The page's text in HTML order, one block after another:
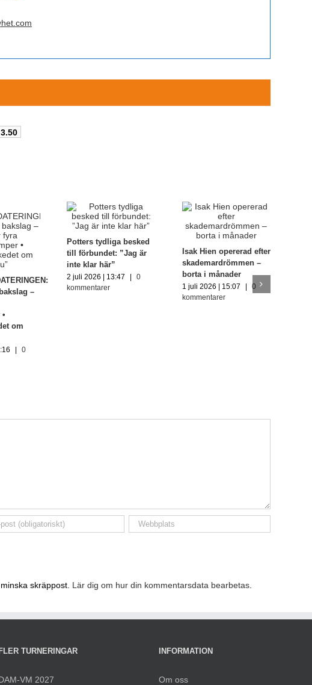
3.50
–
om
0
Potters tydliga besked
till förbundet: ”Jag är
inte klar här”
2 juli 2026 | 13:47
0
kommentarer
Isak Hien opererad efter
skademardrömmen –
borta i månader
1 juli 2026 | 15:07
0
kommentarer
skräppost. Lär dig om hur din kommentarsdata bearbetas
FLER TURNERINGAR
VM 2027
INFORMATION
Om oss